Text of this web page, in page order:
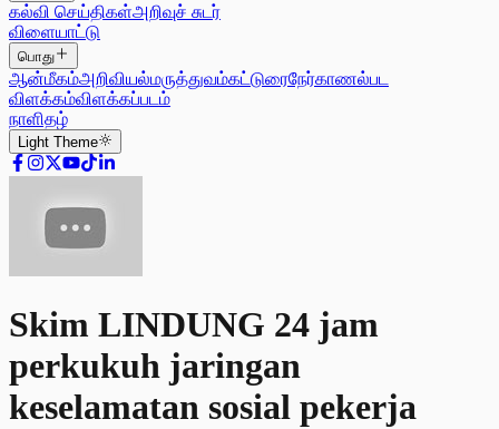
கல்வி செய்திகள்அறிவுச் சுடர்
விளையாட்டு
பொது
ஆன்மீகம்அறிவியல்மருத்துவம்கட்டுரைநேர்காணல்பட
விளக்கம்விளக்கப்படம்
நாளிதழ்
Light Theme
Skim LINDUNG 24 jam
perkukuh jaringan
keselamatan sosial pekerja